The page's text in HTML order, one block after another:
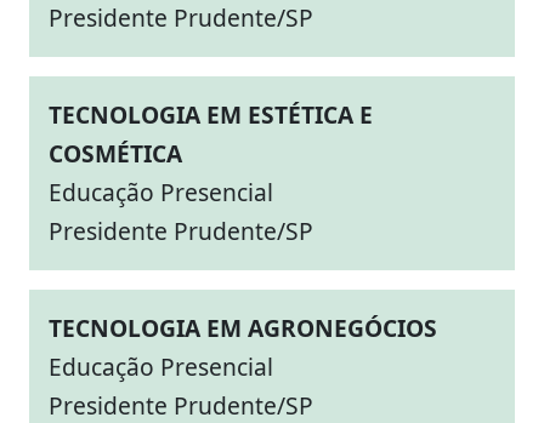
Presidente Prudente/SP
TECNOLOGIA EM ESTÉTICA E
COSMÉTICA
Educação Presencial
Presidente Prudente/SP
TECNOLOGIA EM AGRONEGÓCIOS
Educação Presencial
Presidente Prudente/SP